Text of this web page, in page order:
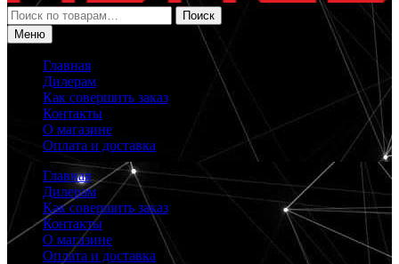
Искать:
Поиск
Меню
Главная
Дилерам
Как совершить заказ
Контакты
О магазине
Оплата и доставка
Главная
Дилерам
Как совершить заказ
Контакты
О магазине
Оплата и доставка